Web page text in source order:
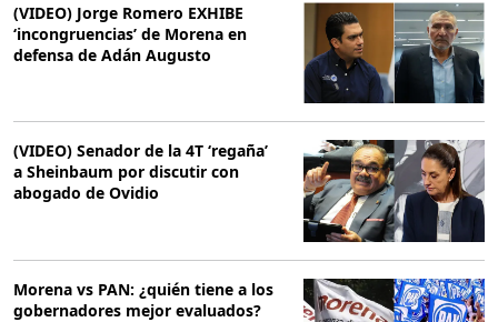
(VIDEO) Jorge Romero EXHIBE
‘incongruencias’ de Morena en
defensa de Adán Augusto
(VIDEO) Senador de la 4T ‘regaña’
a Sheinbaum por discutir con
abogado de Ovidio
Morena vs PAN: ¿quién tiene a los
gobernadores mejor evaluados?